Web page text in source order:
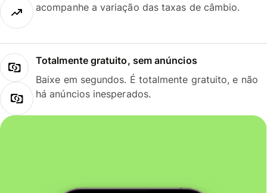
acompanhe a variação das taxas de câmbio.
Totalmente gratuito, sem anúncios
Baixe em segundos. É totalmente gratuito, e não
há anúncios inesperados.